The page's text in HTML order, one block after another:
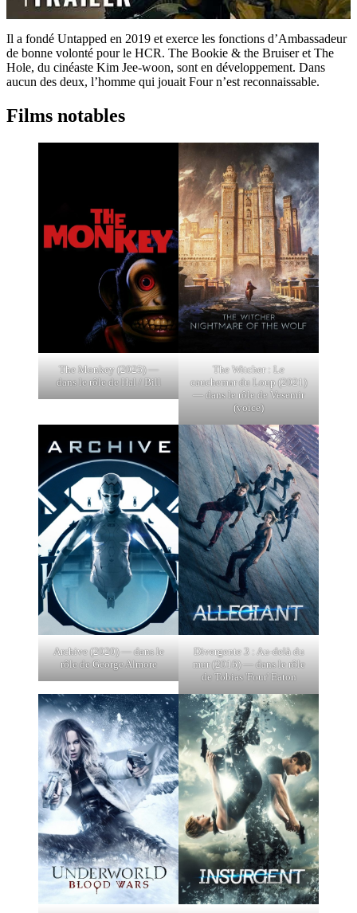
Il a fondé Untapped en 2019 et exerce les fonctions d’Ambassadeur
de bonne volonté pour le HCR. The Bookie & the Bruiser et The
Hole, du cinéaste Kim Jee-woon, sont en développement. Dans
aucun des deux, l’homme qui jouait Four n’est reconnaissable.
Films notables
The Monkey (2025) —
dans le rôle de Hal / Bill
The Witcher : Le
cauchemar du Loup (2021)
— dans le rôle de Vesemir
(voice)
Archive (2020) — dans le
rôle de George Almore
Divergente 3 : Au-delà du
mur (2016) — dans le rôle
de Tobias 'Four' Eaton